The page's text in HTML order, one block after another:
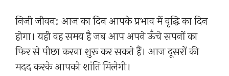
निजी जीवन: आज का दिन आपके प्रभाव में वृद्धि का दिन
होगा। यही वह समय है जब आप अपने ऊँचे सपनों का
फिर से पीछा करना शुरू कर सकते हैं। आज दूसरों की
मदद करके आपको शांति मिलेगी।